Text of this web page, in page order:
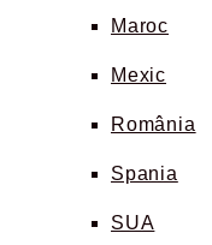
Maroc
Mexic
România
Spania
SUA